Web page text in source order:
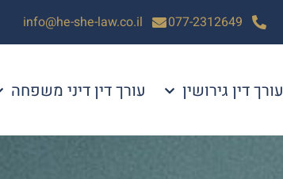
077-2312649
info@he-she-law.co.il
עורך דין גירושין עורך דין דיני משפחה